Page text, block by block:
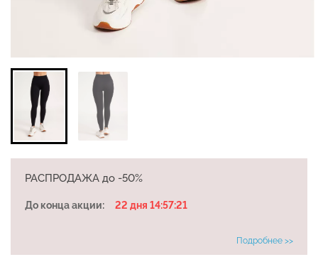
РАСПРОДАЖА до -50%
До конца акции: 22 дня 14:57:20
Подробнее >>
Бесшовные леггинсы
482 грн.689 грн.
Велосипедки с высокой
384 грн.549 грн.